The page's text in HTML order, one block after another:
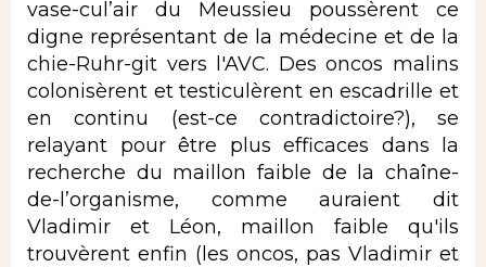
vase-cul’air du Meussieu poussèrent ce
digne représentant de la médecine et de la
chie-Ruhr-git vers l'AVC. Des oncos malins
colonisèrent et testiculèrent en escadrille et
en continu (est-ce contradictoire?), se
relayant pour être plus efficaces dans la
recherche du maillon faible de la chaîne-
de-l’organisme, comme auraient dit
Vladimir et Léon, maillon faible qu'ils
trouvèrent enfin (les oncos, pas Vladimir et